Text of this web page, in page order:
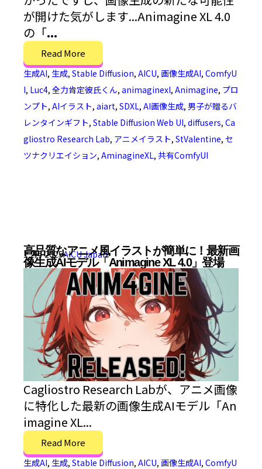
が開けた気がします...Animagine XL 4.0
の「...
Read More
生成AI, 生成, Stable Diffusion, AICU, 画像生成AI, ComfyU
I, Luc4, 全力肯定彼氏くん, animaginexl, Animagine, プロ
ンプト, AIイラスト, aiart, SDXL, AI画像生成, 男子が贈るバ
レンタインギフト, Stable Diffusion Web UI, diffusers, Ca
gliostro Research Lab, アニメイラスト, StValentine, セ
ツナクリエイション, AminagineXL, 共有ComfyUI
高品質なアニメ風イラストが簡単に！最新画
像生成AIモデル「Animagine XL 4.0」登場
1 2月 2025AICU Japan
Cagliostro Research Labが、アニメ画像
に特化した最新の画像生成AIモデル「An
imagine XL...
Read More
生成AI, 生成, Stable Diffusion, AICU, 画像生成AI, ComfyU